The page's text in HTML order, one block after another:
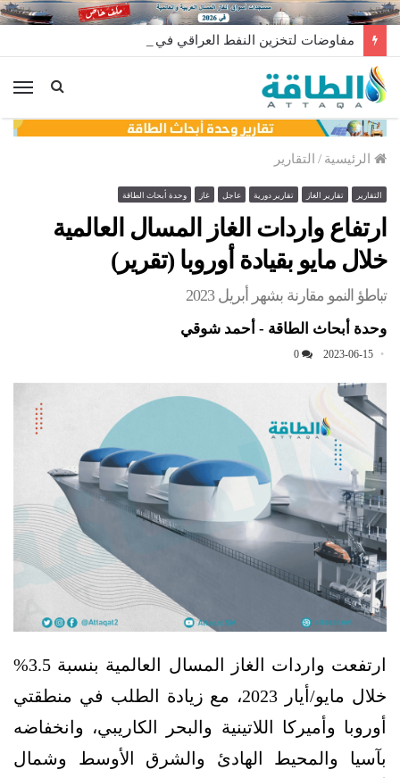
مفاوضات لتخزين النفط العراقي في الخارج
الرئيسية / التقارير
التقارير تقارير الغاز تقارير دورية عاجل غاز وحدة أبحاث الطاقة
ارتفاع واردات الغاز المسال العالمية
خلال مايو بقيادة أوروبا (تقرير)
تباطؤ النمو مقارنة بشهر أبريل 2023
وحدة أبحاث الطاقة - أحمد شوقي
2023-06-15
0
ارتفعت واردات الغاز المسال العالمية بنسبة 3.5%
خلال مايو/أيار 2023، مع زيادة الطلب في منطقتي
أوروبا وأميركا اللاتينية والبحر الكاريبي، وانخفاضه
بآسيا والمحيط الهادئ والشرق الأوسط وشمال